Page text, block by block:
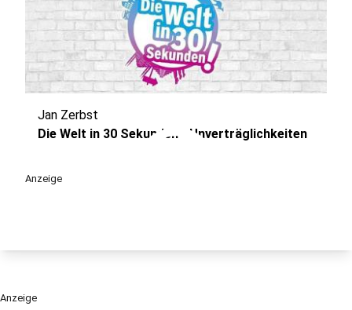
play_circle
Jan Zerbst
Die Welt in 30 Sekunden - Unverträglichkeiten
Anzeige
Anzeige